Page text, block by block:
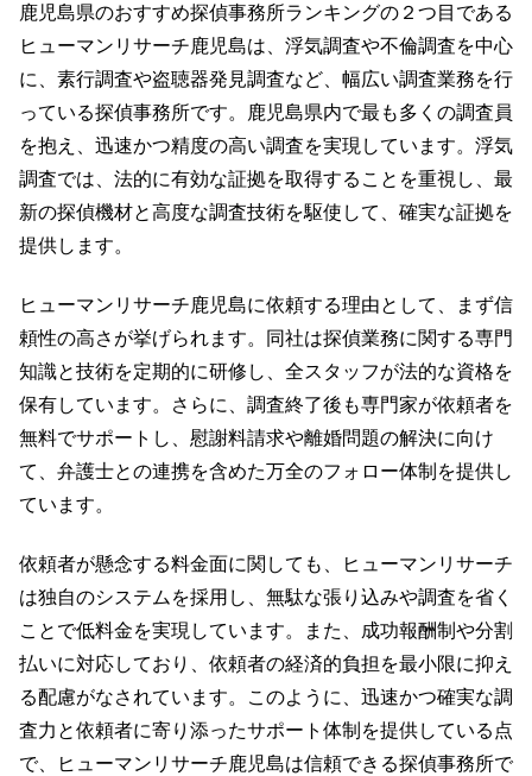
鹿児島県のおすすめ探偵事務所ランキングの２つ目である
ヒューマンリサーチ鹿児島は、浮気調査や不倫調査を中心
に、素行調査や盗聴器発見調査など、幅広い調査業務を行
っている探偵事務所です。鹿児島県内で最も多くの調査員
を抱え、迅速かつ精度の高い調査を実現しています。浮気
調査では、法的に有効な証拠を取得することを重視し、最
新の探偵機材と高度な調査技術を駆使して、確実な証拠を
提供します。
ヒューマンリサーチ鹿児島に依頼する理由として、まず信
頼性の高さが挙げられます。同社は探偵業務に関する専門
知識と技術を定期的に研修し、全スタッフが法的な資格を
保有しています。さらに、調査終了後も専門家が依頼者を
無料でサポートし、慰謝料請求や離婚問題の解決に向け
て、弁護士との連携を含めた万全のフォロー体制を提供し
ています。
依頼者が懸念する料金面に関しても、ヒューマンリサーチ
は独自のシステムを採用し、無駄な張り込みや調査を省く
ことで低料金を実現しています。また、成功報酬制や分割
払いに対応しており、依頼者の経済的負担を最小限に抑え
る配慮がなされています。このように、迅速かつ確実な調
査力と依頼者に寄り添ったサポート体制を提供している点
で、ヒューマンリサーチ鹿児島は信頼できる探偵事務所で